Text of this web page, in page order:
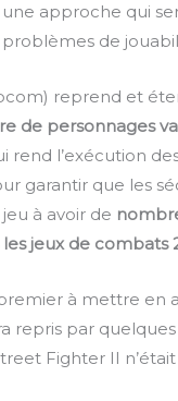
une approche qui
de
reprend et
de personnages
rend l’exécution
garantir que les
à avoir de
jeux de combats
à mettre en
repris par
Fighter II